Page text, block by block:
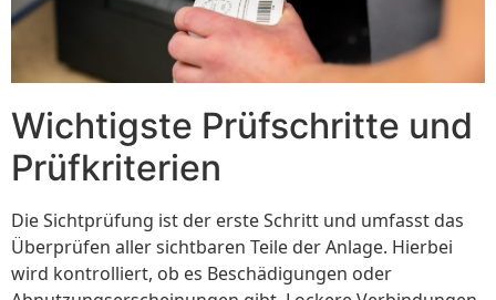
Wichtigste Prüfschritte und
Prüfkriterien
Die Sichtprüfung ist der erste Schritt und umfasst das
Überprüfen aller sichtbaren Teile der Anlage. Hierbei
wird kontrolliert, ob es Beschädigungen oder